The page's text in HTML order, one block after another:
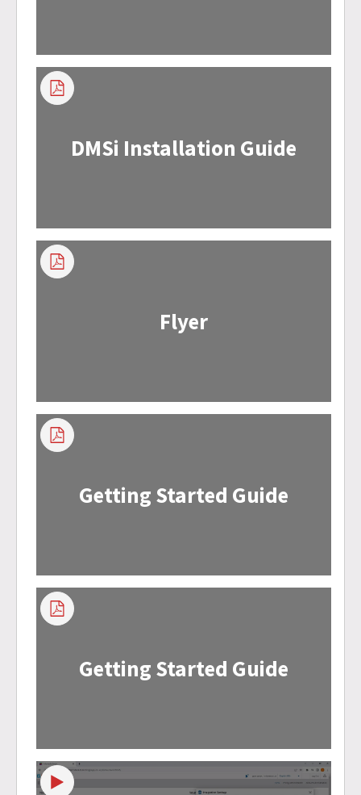
DMSi Installation Guide
Flyer
Getting Started Guide
Getting Started Guide